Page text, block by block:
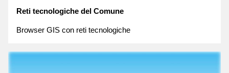
Reti tecnologiche del Comune
Browser GIS con reti tecnologiche